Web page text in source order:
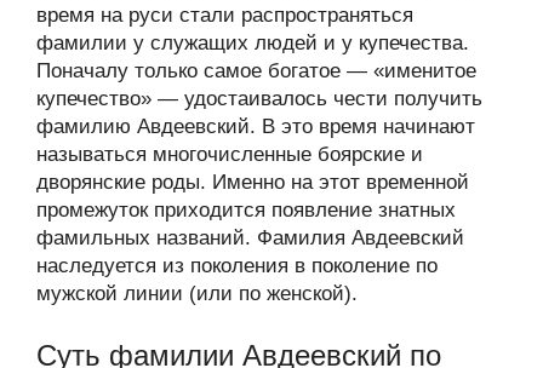
время на руси стали распространяться
фамилии у служащих людей и у купечества.
Поначалу только самое богатое — «именитое
купечество» — удостаивалось чести получить
фамилию Авдеевский. В это время начинают
называться многочисленные боярские и
дворянские роды. Именно на этот временной
промежуток приходится появление знатных
фамильных названий. Фамилия Авдеевский
наследуется из поколения в поколение по
мужской линии (или по женской).
Суть фамилии Авдеевский по